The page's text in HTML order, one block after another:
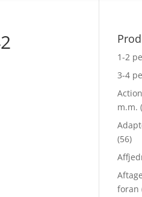
1-2
3-4
m.m.
(56)
foran